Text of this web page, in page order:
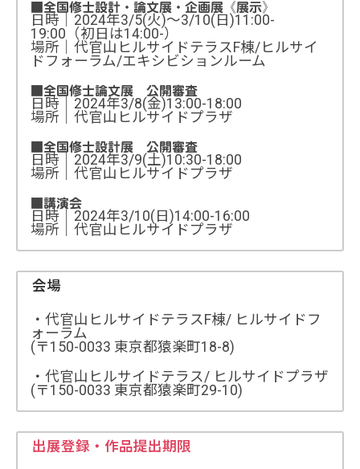
■全国修士設計・論文展・企画展《展示》
日時｜2024年3/5(火)～3/10(日)11:00-
19:00（初日は14:00-）
場所｜代官山ヒルサイドテラスF棟/ヒルサイ
ドフォーラム/エキシビションルーム
■全国修士論文展 公開審査
日時｜2024年3/8(金)13:00-18:00
場所｜代官山ヒルサイドプラザ
■全国修士設計展 公開審査
日時｜2024年3/9(土)10:30-18:00
場所｜代官山ヒルサイドプラザ
■講演会
日時｜2024年3/10(日)14:00-16:00
場所｜代官山ヒルサイドプラザ
会場
・代官山ヒルサイドテラスF棟/ ヒルサイドフ
ォーラム
(〒150-0033 東京都猿楽町18-8)
・代官山ヒルサイドテラス/ ヒルサイドプラザ
(〒150-0033 東京都猿楽町29-10)
出展登録・作品提出期限